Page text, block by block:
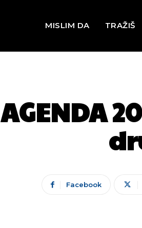
MISLIM DA TRAŽIŠ
AGENDA
Facebook